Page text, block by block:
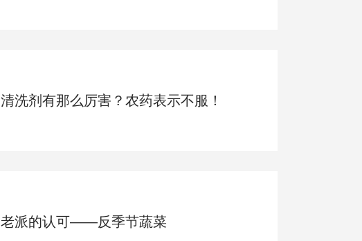
清洗剂有那么厉害？农药表示不服！
老派的认可——反季节蔬菜